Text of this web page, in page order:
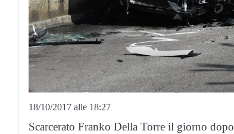
18/10/2017 alle 18:27
Scarcerato Franko Della Torre il giorno